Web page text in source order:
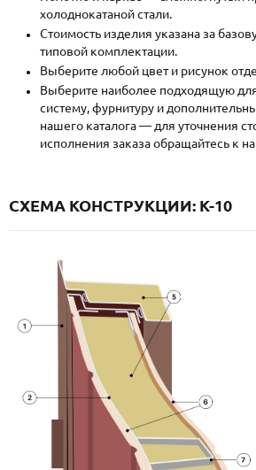
INFO@META-
ЗАПРОСИТЬ РАСЧЕТ
Каталог Распродажа
Записаться на
холоднокатаной стали.
Стоимость изделия указана за
типовой комплектации.
Выберите любой цвет и рисунок
Выберите наиболее подходящую
систему, фурнитуру и
нашего каталога — для уточнения
исполнения заказа обращайтесь к
СХЕМА КОНСТРУКЦИИ: K-10